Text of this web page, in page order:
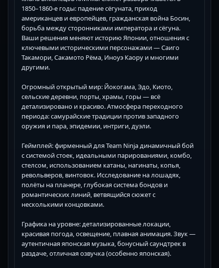
1850–1860-е годы: падение сёгуната, приход
американцев и европейцев, гражданская война Босин,
борьба между сторонниками императора и сёгуна.
Ваши решения меняют историю Японии, отношения с
ключевыми историческими персонажами — Саиго
Такамори, Сакамото Рёма, Иноуэ Каору и многими
другими.
Огромный открытый мир: Йокогама, Эдо, Киото,
сельские деревни, порты, храмы, горы — всё
детализировано и красиво. Атмосфера переходного
периода: самурайские традиции против западного
оружия и пара, эпидемии, интриги, дуэли.
Геймплей: фирменный для Team Ninja динамичный бой
с системой стоек, идеальными парированиями, комбо,
стелсом, использованием катаны, нагинаты, копья,
револьверов, винтовок. Исследование на лошадях,
полёты на планере, глубокая система бондов и
романтических линий, ветвящийся сюжет с
несколькими концовками.
Графика на уровне: детализированные локации,
красивая погода, освещение, плавная анимация. Звук —
аутентичная японская музыка, бонусный саундтрек в
раздаче, отличная озвучка (особенно японская).